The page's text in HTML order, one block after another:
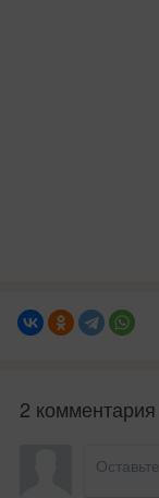
2 комментария